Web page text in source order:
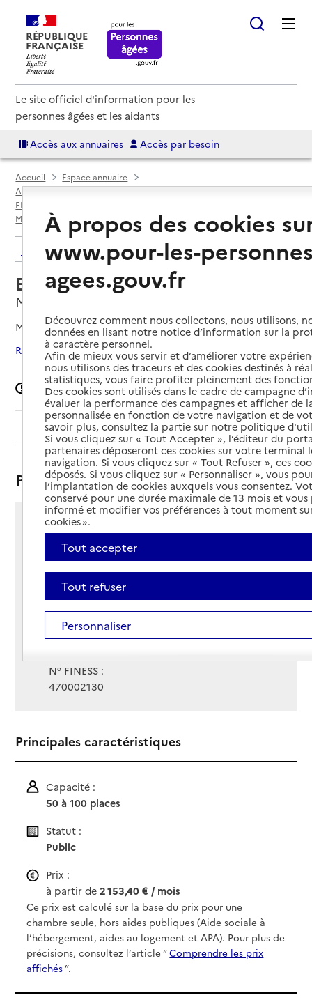
RÉPUBLIQUE
FRANÇAISE
Le site officiel d'information pour les
personnes âgées et les aidants
Accès aux annuaires Accès par besoin
Accueil
Espace annuaire
Annuaire EHPAD et maisons de retraite
EHPAD par département
Monflanquin
EHPAD René Andrieu
Retour aux résultats de l'annuaire
EHPAD René Andrieu
Monflanquin, LOT-ET-GARONNE
Mis à jour le23/06/2025
Rechercher les établissements autour de Monflanquin
Signaler une erreur
Sommaire
Présentation
21 avenue Mondesir
47150 - Monflanquin
Voir itinéraire
Téléphone :
05 53 36 45 84
Site Internet
Site internet non renseigné
Gestionnaire :
N° FINESS :
470002130
Principales caractéristiques
Capacité :
50 à 100 places
Statut :
Public
Prix :
à partir de2 153,40 € / mois
Ce prix est calculé sur la base du prix pour une
chambre seule, hors aides publiques (Aide sociale à
l’hébergement, aides au logement et APA). Pour plus de
précisions, consultez l’article “Comprendre les prix
affichés”.
À propos des cookies
www.pour-les-
agees.gouv.fr
Découvrez comment nous collectons, nous utilisons,
données en lisant notre notice d’information sur la
à caractère personnel.
Afin de mieux vous servir et d’améliorer votre
nous utilisons des traceurs et des cookies destinés à
statistiques, vous faire profiter pleinement des
Des cookies sont utilisés dans le cadre de campagne
évaluer la performance des campagnes et afficher de
personnalisée en fonction de votre navigation et de
savoir plus, consultez la partie sur notre politique
Si vous cliquez sur « Tout Accepter », l’éditeur du
partenaires déposeront ces cookies sur votre terminal
navigation. Si vous cliquez sur « Tout Refuser », ces
déposés. Si vous cliquez sur « Personnaliser », vous
l’implantation de cookies auxquels vous consentez.
conservé pour une durée maximale de 13 mois et
informé et modifier vos préférences à tout moment
cookies ».
Tout accepter
Tout refuser
Personnaliser